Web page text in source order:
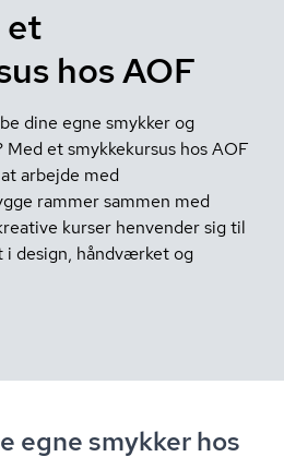
et
hos AOF
dine egne smykker og
et smykkekursus hos AOF
arbejde med
rammer sammen med
kurser henvender sig til
i design, håndværket og
egne smykker hos